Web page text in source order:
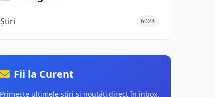
Știri 6024
Fii la Curent
Primește ultimele știri și noutăți direct în inbox.